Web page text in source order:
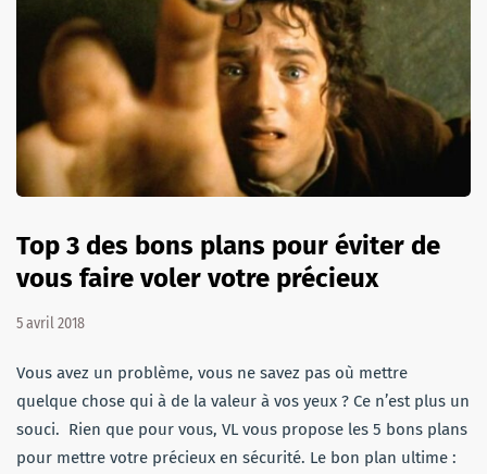
Top 3 des bons plans pour éviter de
vous faire voler votre précieux
5 avril 2018
Vous avez un problème, vous ne savez pas où mettre
quelque chose qui à de la valeur à vos yeux ? Ce n’est plus un
souci. Rien que pour vous, VL vous propose les 5 bons plans
pour mettre votre précieux en sécurité. Le bon plan ultime :